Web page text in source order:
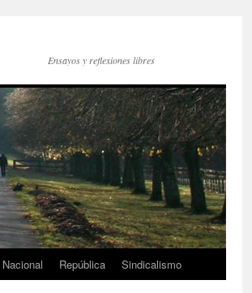
Ensayos y reflexiones libres
Nacional República Sindicalismo